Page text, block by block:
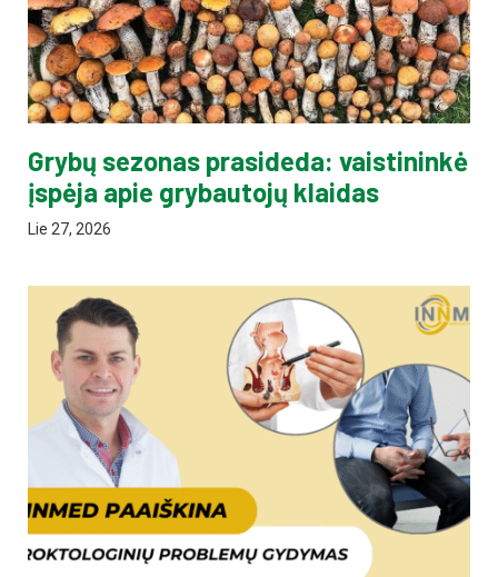
Grybų sezonas prasideda: vaistininkė
įspėja apie grybautojų klaidas
Lie 27, 2026